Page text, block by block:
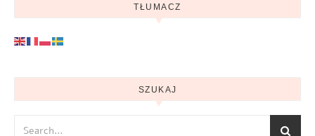
TŁUMACZ
SZUKAJ